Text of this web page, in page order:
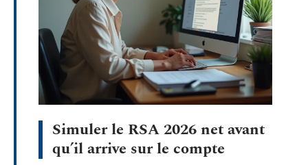
Simuler le RSA 2026 net avant
qu’il arrive sur le compte